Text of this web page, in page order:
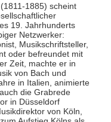
1885) scheint
19. Jahrhunderts
Netzwerker:
Musikschriftsteller,
oder befreundet mit
Zeit, machte er in
von Bach und
in Italien, animierte
die Grabrede
in Düsseldorf
von Köln,